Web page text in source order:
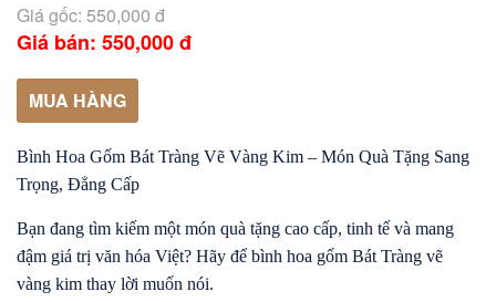
Giá gốc: 550,000 đ
Giá bán: 550,000 đ
MUA HÀNG
Bình Hoa Gốm Bát Tràng Vẽ Vàng Kim – Món Quà Tặng Sang
Trọng, Đẳng Cấp
Bạn đang tìm kiếm một món quà tặng cao cấp, tinh tế và mang
đậm giá trị văn hóa Việt? Hãy để bình hoa gốm Bát Tràng vẽ
vàng kim thay lời muốn nói.